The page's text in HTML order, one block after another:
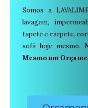
Somos a
lavagem,
tapete e carpete,
sofá hoje mesmo.
Mesmo um